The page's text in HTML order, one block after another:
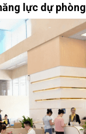
lực dự phòng